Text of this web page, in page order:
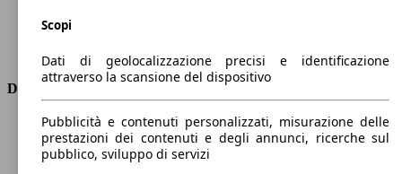
Trasmissione
Dimensioni
Lunghezza
4400 mm
Altezza
1500 mm
Larghezza
Scopi
Dati di geolocalizzazione precisi e identificazione
attraverso la scansione del dispositivo
Pubblicità e contenuti personalizzati, misurazione delle
prestazioni dei contenuti e degli annunci, ricerche sul
pubblico, sviluppo di servizi